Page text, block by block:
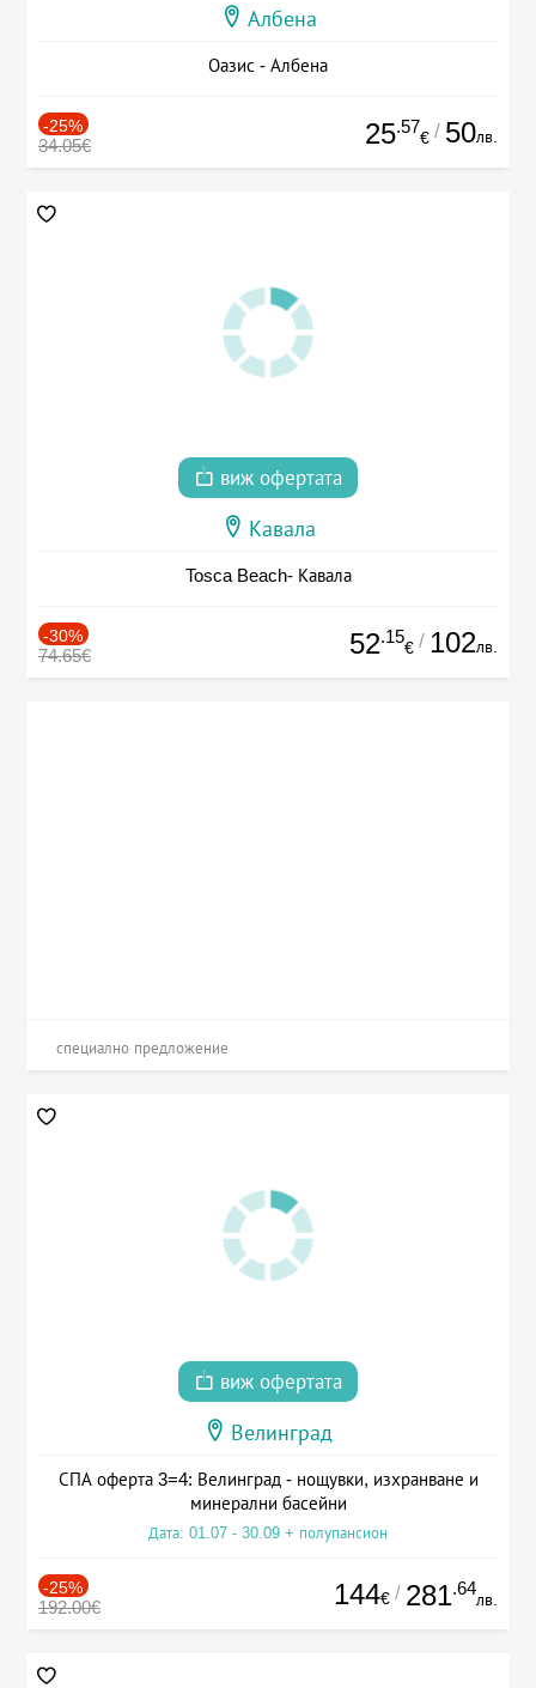
Албена
Оазис - Албена
-25%
34.05€ 25.57
€ / 50лв.
виж офертата
Кавала
Tosca Beach- Кавала
-30%
74.65€ 52.15
€ / 102лв.
специално предложение
виж офертата
Велинград
СПА оферта 3=4: Велинград - нощувки, изхранване и
минерални басейни
Дата: 01.07 - 30.09 + полупансион
-25%
192.00€ 144€ / 281.64
лв.